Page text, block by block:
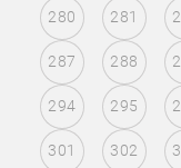
280 281
287 288
294 295
301 302